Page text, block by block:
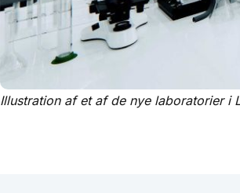
Illustration af et af de nye laboratorier i